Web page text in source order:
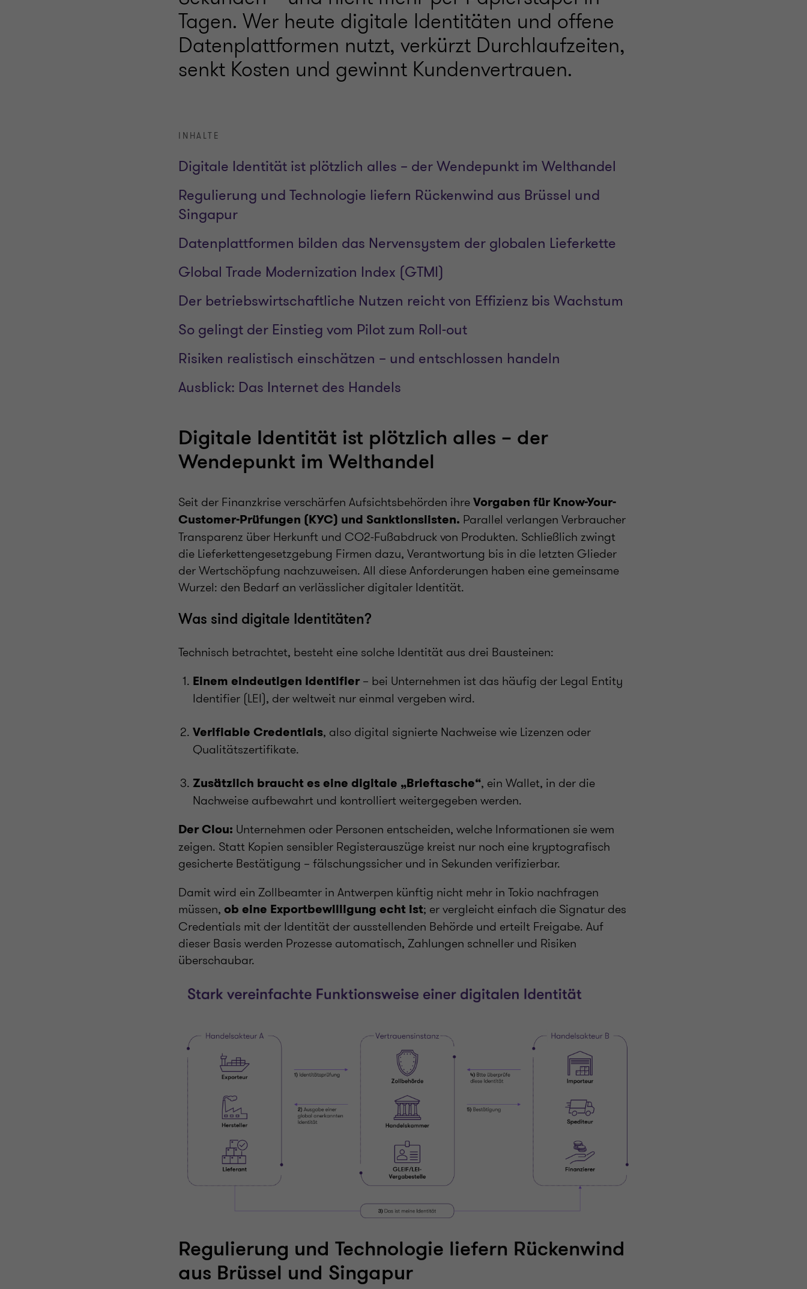
Tagen. Wer heute digitale Identitäten und offene
Datenplattformen nutzt, verkürzt Durchlaufzeiten,
senkt Kosten und gewinnt Kundenvertrauen.
INHALTE
Digitale Identität ist plötzlich alles – der Wendepunkt im Welthandel
Regulierung und Technologie liefern Rückenwind aus Brüssel und
Singapur
Datenplattformen bilden das Nervensystem der globalen Lieferkette
Global Trade Modernization Index (GTMI)
Der betriebswirtschaftliche Nutzen reicht von Effizienz bis Wachstum
So gelingt der Einstieg vom Pilot zum Roll-out
Risiken realistisch einschätzen – und entschlossen handeln
Ausblick: Das Internet des Handels
Digitale Identität ist plötzlich alles – der
Wendepunkt im Welthandel
Seit der Finanzkrise verschärfen Aufsichtsbehörden ihreVorgaben für Know-Your-
Customer-Prüfungen (KYC) und Sanktionslisten. Parallel verlangen Verbraucher
Transparenz über Herkunft und CO2-Fußabdruck von Produkten. Schließlich zwingt
die Lieferkettengesetzgebung Firmen dazu, Verantwortung bis in die letzten Glieder
der Wertschöpfung nachzuweisen. All diese Anforderungen haben eine gemeinsame
Wurzel: den Bedarf an verlässlicher digitaler Identität.
Was sind digitale Identitäten?
Technisch betrachtet, besteht eine solche Identität aus drei Bausteinen:
Einem eindeutigen Identifier – bei Unternehmen ist das häufig der Legal Entity
Identifier (LEI), der weltweit nur einmal vergeben wird.
Verifiable Credentials, also digital signierte Nachweise wie Lizenzen oder
Qualitätszertifikate.
Zusätzlich braucht es eine digitale „Brieftasche“, ein Wallet, in der die
Nachweise aufbewahrt und kontrolliert weitergegeben werden.
Der Clou: Unternehmen oder Personen entscheiden, welche Informationen sie wem
zeigen. Statt Kopien sensibler Registerauszüge kreist nur noch eine kryptografisch
gesicherte Bestätigung – fälschungssicher und in Sekunden verifizierbar.
Damit wird ein Zollbeamter in Antwerpen künftig nicht mehr in Tokio nachfragen
müssen, ob eine Exportbewilligung echt ist; er vergleicht einfach die Signatur des
Credentials mit der Identität der ausstellenden Behörde und erteilt Freigabe. Auf
dieser Basis werden Prozesse automatisch, Zahlungen schneller und Risiken
überschaubar.
Regulierung und Technologie liefern Rückenwind
aus Brüssel und Singapur